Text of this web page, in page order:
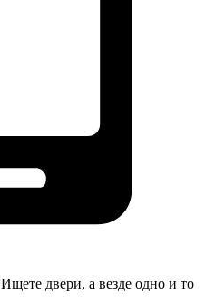
Ищете двери, а везде одно и то